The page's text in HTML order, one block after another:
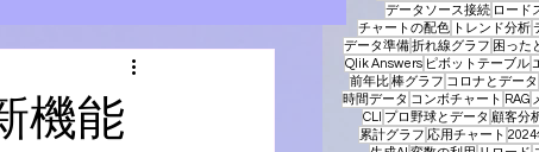
機能
データソース接続 ロード
チャートの配色 トレンド分析
データ準備 折れ線グラフ 困った
Qlik Answers ピボットテーブル
前年比棒グラフ コロナとデータ
時間データ コンボチャート RAG
CLI
プロ野球とデータ 顧客分
累計グラフ 応用チャート